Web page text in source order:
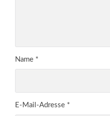
Name *
E-Mail-Adresse *